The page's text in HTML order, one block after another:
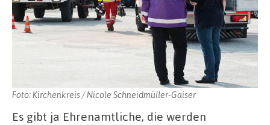
Foto: Kirchenkreis / Nicole Schneidmüller-Gaiser
Es gibt ja Ehrenamtliche, die werden